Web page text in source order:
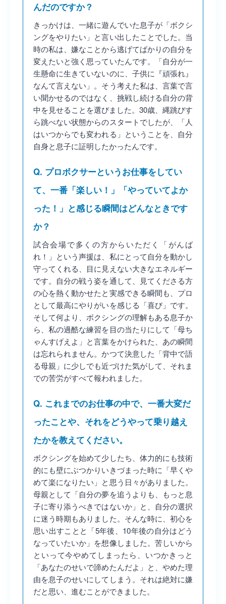
んだのですか？
きっかけは、一緒に遊んでいた息子が「ボクシ
ングをやりたい」と言い出したことでした。当
時の私は、嫌なことから逃げてばかりの自分を
変えたいと強く思っていたんです。「自分が一
生懸命に生きていないのに、子供に『頑張れ』
なんて言えない」。そう考えた私は、言葉で言
い聞かせるのではなく、挑戦し続ける自分の背
中を見せることを選びました。30歳、縄跳びす
ら跳べない状態からのスタートでしたが、「人
はいつからでも変われる」ということを、自分
自身と息子に証明したかったんです。
Q. プロボクサーというお仕事をしてい
て、一番「楽しい！」「やっていてよか
った！」と感じる瞬間はどんなときです
か？
試合会場で多くの方からいただく「がんば
れ！」という声援は、私にとって自分を動かし
守ってくれる、目に見えない大きなエネルギー
です。自分の戦う姿を通して、見てくださる方
の心を熱く動かせたと実感できる瞬間も、プロ
として最高にやりがいを感じる「喜び」です。
そして何より、ボクシングの理解もある息子か
ら、私の過酷な練習を目の当たりにして「母ち
ゃんすげえよ」と言葉をかけられた、あの瞬間
は忘れられません。かつて決意した「背中で語
る母親」に少しでも近づけた気がして、それま
での苦労がすべて報われました。
Q. これまでのお仕事の中で、一番大変だ
ったことや、それをどうやって乗り越え
たかを教えてください。
ボクシングを始めて少したち、体力的にも技術
的にも壁にぶつかりいきづまった時に「早くや
めて楽になりたい」と思う日々がありました。
母親として「自分の夢を追うよりも、もっと息
子に寄り添うべきではないか」と、自分の選択
に迷う時期もありました。そんな時に、初心を
思い出すことと「5年後、10年後の自分はどう
なっていたいか」を想像しました。苦しいから
といって今やめてしまったら、いつかきっと
「あなたのせいで諦めたんだよ」と、やめた理
由を息子のせいにしてしまう。それは絶対に嫌
だと思い、進むことができました。